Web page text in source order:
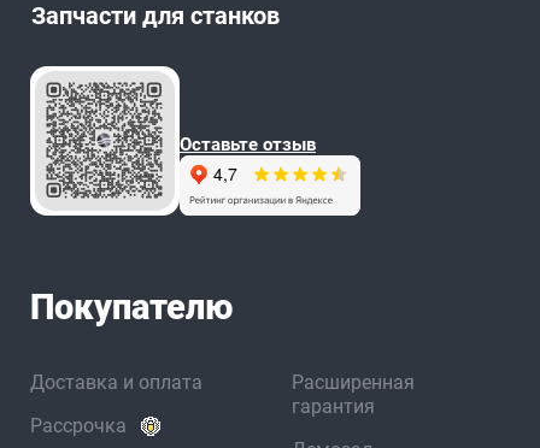
Запчасти для станков
Оставьте отзыв
Покупателю
Доставка и оплата
Рассрочка
Расширенная
гарантия